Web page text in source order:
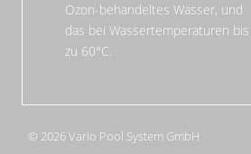
Ozon-behandeltes Wasser, und
das bei Wassertemperaturen bis
zu 60°C.
© 2026 Vario Pool System GmbH